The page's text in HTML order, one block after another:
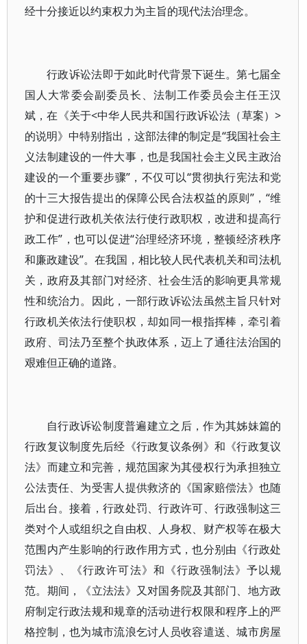
经十分接近以约束权力为主旨的现代法治理念。
行政诉讼法即于如此时代背景下诞生。第七届全
国人大常委会副委员长、法制工作委员会主任王汉
斌，在《关于<中华人民共和国行政诉讼法（草案）>
的说明》中特别指出，这部法律的制定是“我国社会主
义法制建设的一件大事，也是我国社会主义民主政治
建设的一个重要步骤”，不仅可以“贯彻执行宪法和党
的十三大报告提出的保障公民合法权益的原则”，“维
护和促进行政机关依法行使行政职权，改进和提高行
政工作”，也可以促进“治理经济环境，整顿经济秩序
和廉政建设”。在我国，相比较人民代表机关和司法机
关，政府及其部门对经济、社会生活的影响更具常规
性和统治力。因此，一部行政诉讼法虽然主旨只针对
行政机关依法行使职权，却如同一根指挥棒，牵引着
政府、司法乃至整个执政体系，迈上了通往法治国的
艰难但正确的道路。
自行政诉讼制度普遍建立之后，作为其姊妹篇的
行政复议制度先后经《行政复议条例》和《行政复议
法》而建立和完善，规范国家为其侵权行为承担独立
公法责任、为受害人提供救济的《国家赔偿法》也随
后出台。接着，行政处罚、行政许可、行政强制这三
类对个人或组织之自由权、人身权、财产权等在极大
范围内产生影响的行政作用方式，也分别由《行政处
罚法》、《行政许可法》和《行政强制法》予以规
范。期间，《立法法》又对国务院及其部门、地方政
府制定行政法规和规章的活动进行权限和程序上的严
格控制，也为城市流浪乞讨人员收容遣送、城市房屋